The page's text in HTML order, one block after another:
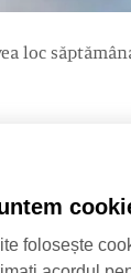
loc
folosește